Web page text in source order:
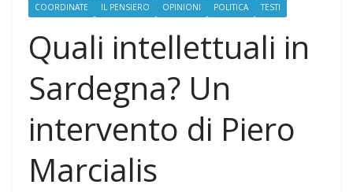
COORDINATE IL PENSIERO OPINIONI POLITICA TESTI
Quali intellettuali in
Sardegna? Un
intervento di Piero
Marcialis